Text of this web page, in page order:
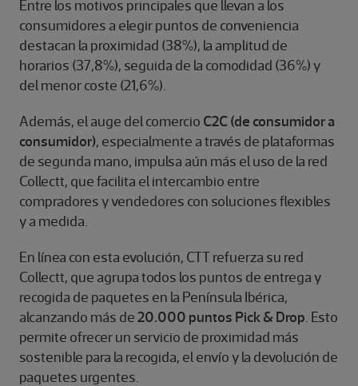
Entre los motivos principales que llevan a los
consumidores a elegir puntos de conveniencia
destacan la proximidad (38%), la amplitud de
horarios (37,8%), seguida de la comodidad (36%) y
del menor coste (21,6%).
Además, el auge del comercio C2C (de consumidor a
consumidor), especialmente a través de plataformas
de segunda mano, impulsa aún más el uso de la red
Collectt, que facilita el intercambio entre
compradores y vendedores con soluciones flexibles
y a medida.
En línea con esta evolución, CTT refuerza su red
Collectt, que agrupa todos los puntos de entrega y
recogida de paquetes en la Península Ibérica,
alcanzando más de20.000 puntos Pick & Drop . Esto
permite ofrecer un servicio de proximidad más
sostenible para la recogida, el envío y la devolución de
paquetes urgentes.